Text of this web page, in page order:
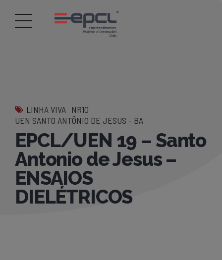
LINHA VIVA NR10
UEN SANTO ANTÔNIO DE JESUS - BA
EPCL/UEN 19 – Santo
Antonio de Jesus –
ENSAIOS
DIELÉTRICOS